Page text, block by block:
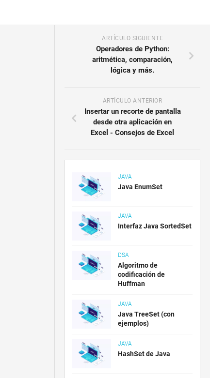
ARTÍCULO SIGUIENTE
Operadores de Python:
aritmética, comparación,
lógica y más.
ARTÍCULO ANTERIOR
Insertar un recorte de pantalla
desde otra aplicación en
Excel - Consejos de Excel
JAVA
Java EnumSet
JAVA
Interfaz Java SortedSet
DSA
Algoritmo de
codificación de
Huffman
JAVA
Java TreeSet (con
ejemplos)
JAVA
HashSet de Java